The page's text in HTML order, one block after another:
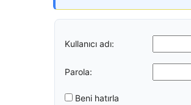
Kullanıcı adı:
Parola:
Beni hatırla